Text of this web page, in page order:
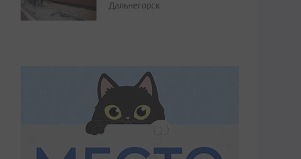
Дальнегорск